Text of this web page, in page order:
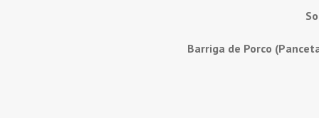
Barriga de Porco